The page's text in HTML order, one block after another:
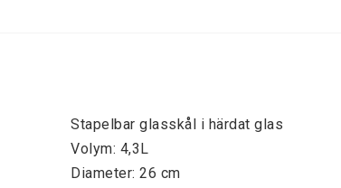
Stapelbar glasskål i härdat glas
Volym: 4,3L
Diameter: 26 cm